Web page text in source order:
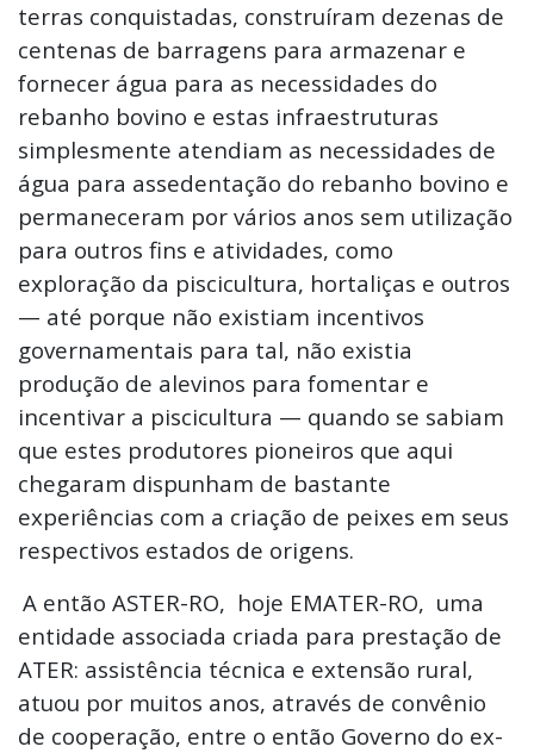
terras conquistadas, construíram dezenas de
centenas de barragens para armazenar e
fornecer água para as necessidades do
rebanho bovino e estas infraestruturas
simplesmente atendiam as necessidades de
água para assedentação do rebanho bovino e
permaneceram por vários anos sem utilização
para outros fins e atividades, como
exploração da piscicultura, hortaliças e outros
— até porque não existiam incentivos
governamentais para tal, não existia
produção de alevinos para fomentar e
incentivar a piscicultura — quando se sabiam
que estes produtores pioneiros que aqui
chegaram dispunham de bastante
experiências com a criação de peixes em seus
respectivos estados de origens.
A então ASTER-RO, hoje EMATER-RO, uma
entidade associada criada para prestação de
ATER: assistência técnica e extensão rural,
atuou por muitos anos, através de convênio
de cooperação, entre o então Governo do ex-